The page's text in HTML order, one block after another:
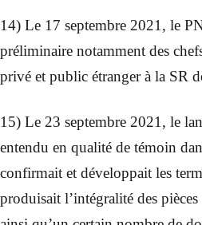
14) Le 17 septembre 2021, le
préliminaire notamment des
privé et public étranger à la SR
15) Le 23 septembre 2021, le
entendu en qualité de témoin
confirmait et développait les
produisait l’intégralité des